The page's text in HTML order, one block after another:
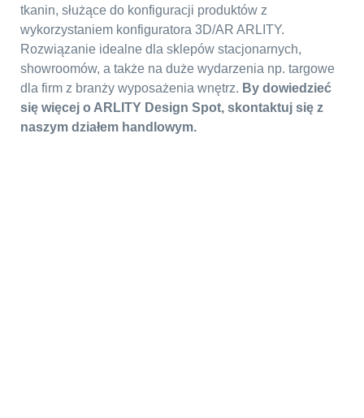
tkanin, służące do konfiguracji produktów z
wykorzystaniem konfiguratora 3D/AR ARLITY.
Rozwiązanie idealne dla sklepów stacjonarnych,
showroomów, a także na duże wydarzenia np. targowe
dla firm z branży wyposażenia wnętrz. By dowiedzieć
się więcej o ARLITY Design Spot, skontaktuj się z
naszym działem handlowym.